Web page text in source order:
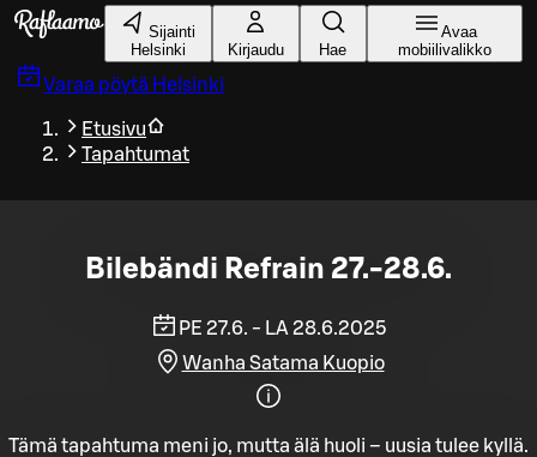
Siirry pääsisältöön
Sijainti
Helsinki
Kirjaudu Hae
Avaa
mobiilivalikko
Varaa pöytä Helsinki
Etusivu
Tapahtumat
Bilebändi Refrain 27.-28.6.
PE 27.6. - LA 28.6.2025
Wanha Satama Kuopio
Tämä tapahtuma meni jo, mutta älä huoli – uusia tulee kyllä.